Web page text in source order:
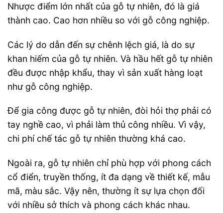
Nhược điểm lớn nhất của gỗ tự nhiên, đó là giá
thành cao. Cao hơn nhiều so với gỗ công nghiệp.
Các lý do dẫn đến sự chênh lệch giá, là do sự
khan hiếm của gỗ tự nhiên. Và hầu hết gỗ tự nhiên
đều được nhập khẩu, thay vì sản xuất hàng loạt
như gỗ công nghiệp.
Để gia công được gỗ tự nhiên, đòi hỏi thợ phải có
tay nghề cao, vì phải làm thủ công nhiều. Vì vậy,
chi phí chế tác gỗ tự nhiên thường khá cao.
Ngoài ra, gỗ tự nhiên chỉ phù hợp với phong cách
cổ điển, truyền thống, ít đa dạng về thiết kế, mẫu
mã, màu sắc. Vậy nên, thường ít sự lựa chọn đối
với nhiều sở thích và phong cách khác nhau.